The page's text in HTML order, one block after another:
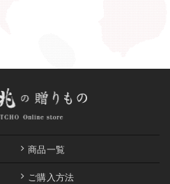
商品一覧
ご購入方法